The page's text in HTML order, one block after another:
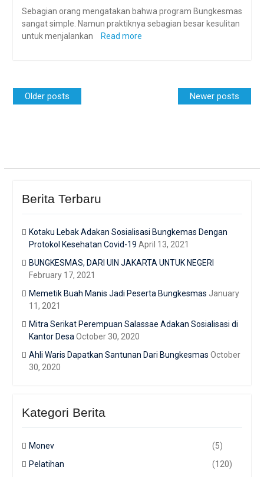
Sebagian orang mengatakan bahwa program Bungkesmas
sangat simple. Namun praktiknya sebagian besar kesulitan
untuk menjalankan
Read more
Posts
navigation
Older posts Newer posts
Berita Terbaru
Kotaku Lebak Adakan Sosialisasi Bungkemas Dengan
Protokol Kesehatan Covid-19 April 13, 2021
BUNGKESMAS, DARI UIN JAKARTA UNTUK NEGERI
February 17, 2021
Memetik Buah Manis Jadi Peserta Bungkesmas January
11, 2021
Mitra Serikat Perempuan Salassae Adakan Sosialisasi di
Kantor Desa October 30, 2020
Ahli Waris Dapatkan Santunan Dari Bungkesmas October
30, 2020
Kategori Berita
Monev
(5)
Pelatihan
(120)